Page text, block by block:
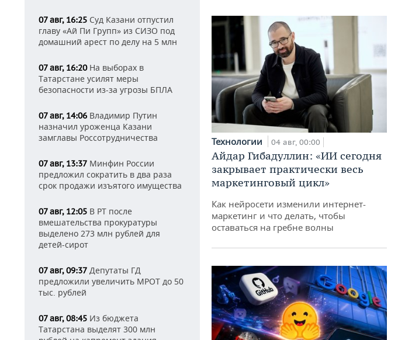
07 авг, 16:25 Суд Казани отпустил
главу «Ай Пи Групп» из СИЗО под
домашний арест по делу на 5 млн
07 авг, 16:20На выборах в
Татарстане усилят меры
безопасности из-за угрозы БПЛА
07 авг, 14:06 Владимир Путин
назначил уроженца Казани
замглавы Россотрудничества
07 авг, 13:37 Минфин России
предложил сократить в два раза
срок продажи изъятого имущества
07 авг, 12:05 В РТ после
вмешательства прокуратуры
выделено 273 млн рублей для
детей-сирот
07 авг, 09:37 Депутаты ГД
предложили увеличить МРОТ до 50
тыс. рублей
07 авг, 08:45 Из бюджета
Татарстана выделят 300 млн
Технологии 04 авг, 00:00
Айдар Гибадуллин: «ИИ сегодня
закрывает практически весь
маркетинговый цикл»
Как нейросети изменили интернет-
маркетинг и что делать, чтобы
оставаться на гребне волны